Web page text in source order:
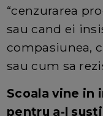
“cenzurarea
sau cand ei
compasiunea,
sau cum sa
Scoala vine in
pentru a-l